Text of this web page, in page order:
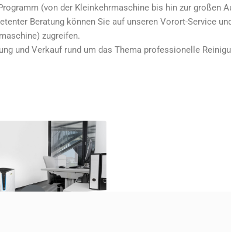
(von der Kleinkehrmaschine bis hin zur großen
Beratung können Sie auf unseren Vorort-Service
zugreifen.
und Verkauf rund um das Thema professionelle